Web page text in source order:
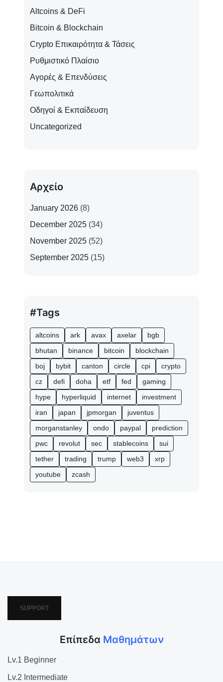
Altcoins & DeFi
Bitcoin & Blockchain
Crypto Επικαιρότητα & Τάσεις
Ρυθμιστικό Πλαίσιο
Αγορές & Επενδύσεις
Γεωπολιτικά
Οδηγοί & Εκπαίδευση
Uncategorized
Αρχείο
January 2026 (8)
December 2025 (34)
November 2025 (52)
September 2025 (15)
#Tags
altcoins ark avax axelar
bgb
bhutan
binance bitcoin
blockchain
boj
bybit canton circle cpi
crypto
cz
defi doha etf fed
gaming
hype
hyperliquid internet
investment
iran
japan jpmorgan
juventus
morganstanley
ondo paypal
prediction
pwc
revolut sec stablecoins
sui
tether
trading trump web3
xrp
youtube
zcash
SUPPORT
Επίπεδα Μαθημάτων
Lv.1 Beginner
Lv.2 Intermediate